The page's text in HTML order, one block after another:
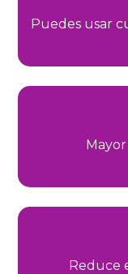
Puedes usar
Reduce